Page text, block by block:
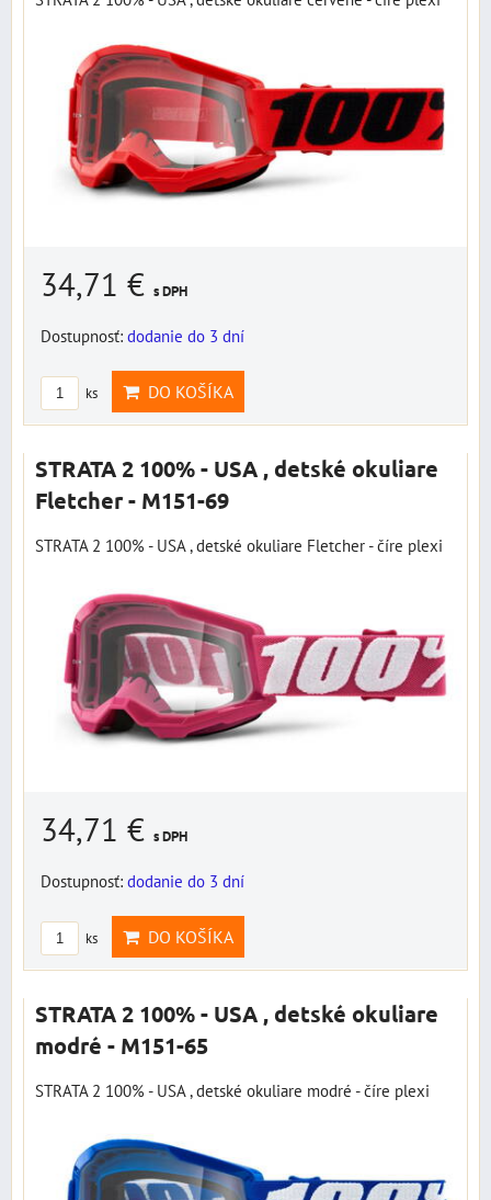
34,71 € s DPH
Dostupnosť: dodanie do 3 dní
ks DO KOŠÍKA
STRATA 2 100% - USA , detské okuliare
Fletcher - M151-69
STRATA 2 100% - USA , detské okuliare Fletcher - číre plexi
34,71 € s DPH
Dostupnosť: dodanie do 3 dní
ks DO KOŠÍKA
STRATA 2 100% - USA , detské okuliare
modré - M151-65
STRATA 2 100% - USA , detské okuliare modré - číre plexi